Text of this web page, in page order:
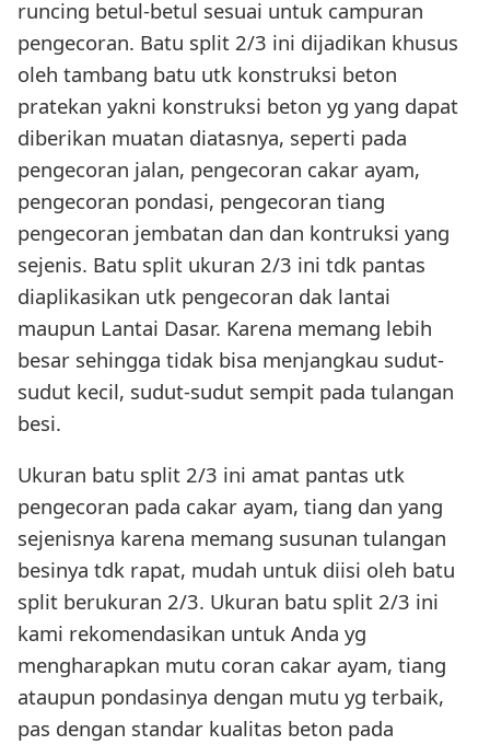
runcing betul-betul sesuai untuk campuran
pengecoran. Batu split 2/3 ini dijadikan khusus
oleh tambang batu utk konstruksi beton
pratekan yakni konstruksi beton yg yang dapat
diberikan muatan diatasnya, seperti pada
pengecoran jalan, pengecoran cakar ayam,
pengecoran pondasi, pengecoran tiang
pengecoran jembatan dan dan kontruksi yang
sejenis. Batu split ukuran 2/3 ini tdk pantas
diaplikasikan utk pengecoran dak lantai
maupun Lantai Dasar. Karena memang lebih
besar sehingga tidak bisa menjangkau sudut-
sudut kecil, sudut-sudut sempit pada tulangan
besi.
Ukuran batu split 2/3 ini amat pantas utk
pengecoran pada cakar ayam, tiang dan yang
sejenisnya karena memang susunan tulangan
besinya tdk rapat, mudah untuk diisi oleh batu
split berukuran 2/3. Ukuran batu split 2/3 ini
kami rekomendasikan untuk Anda yg
mengharapkan mutu coran cakar ayam, tiang
ataupun pondasinya dengan mutu yg terbaik,
pas dengan standar kualitas beton pada